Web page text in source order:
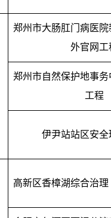
郑州市大肠肛门病医
外官网工
郑州市自然保护地事
工程
伊尹站站区安全
高新区香樟湖综合治